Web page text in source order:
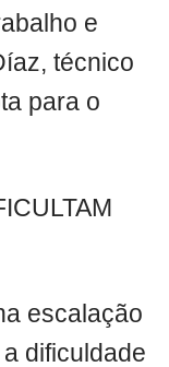
e
técnico
para o
escalação
dificuldade